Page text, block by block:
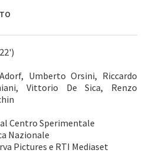
Umberto Orsini, Riccardo
Vittorio De Sica, Renzo
Centro Sperimentale
Nazionale
Pictures e RTI Mediaset